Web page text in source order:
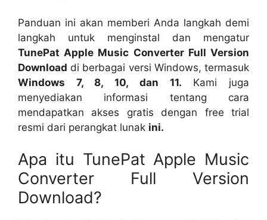
Panduan ini akan memberi Anda langkah demi
langkah untuk menginstal dan mengatur
TunePat Apple Music Converter Full Version
Download di berbagai versi Windows, termasuk
Windows 7, 8, 10, dan 11. Kami juga
menyediakan informasi tentang cara
mendapatkan akses gratis dengan free trial
resmi dari perangkat lunak ini.
Apa itu TunePat Apple Music
Converter Full Version
Download?